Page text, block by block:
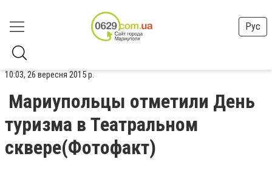
Рус
10:03, 26 вересня 2015 р.
Мариупольцы отметили День
туризма в Театральном
сквере(Фотофакт)